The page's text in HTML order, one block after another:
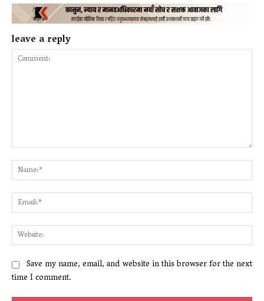
leave a reply
Save my name, email, and website in this browser for the next
time I comment.